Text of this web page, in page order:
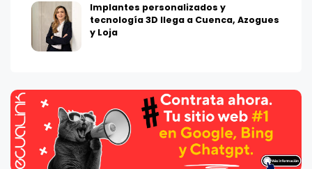
Implantes personalizados y
tecnología 3D llega a Cuenca, Azogues
y Loja